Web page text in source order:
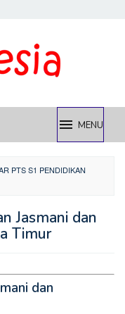
MENU
PTS S1 PENDIDIKAN
Jasmani dan
Timur
dan